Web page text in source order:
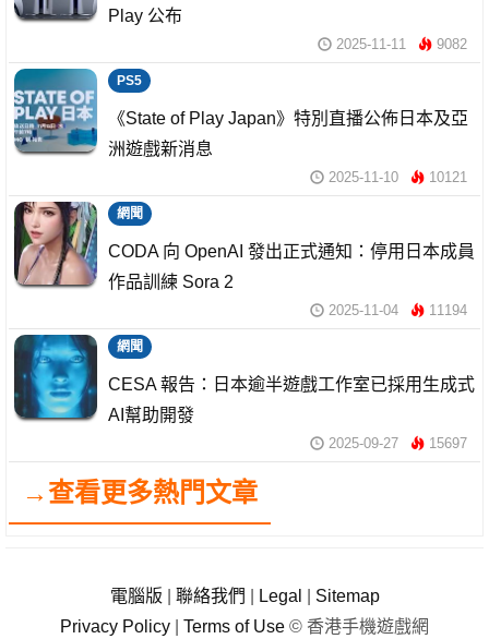
Play 公布
2025-11-11 9082
PS5
《State of Play Japan》特別直播公佈日本及亞
洲遊戲新消息
2025-11-10 10121
網聞
CODA 向 OpenAI 發出正式通知：停用日本成員
作品訓練 Sora 2
2025-11-04 11194
網聞
CESA 報告：日本逾半遊戲工作室已採用生成式
AI幫助開發
2025-09-27 15697
→查看更多熱門文章
電腦版 聯絡我們 Legal
Sitemap
Privacy Policy
Terms of Use © 香港手機遊戲網